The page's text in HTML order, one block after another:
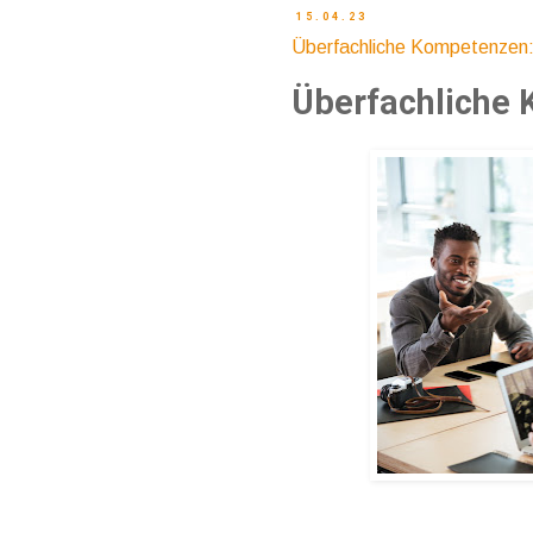
15.04.23
Überfachliche
Überfachliche